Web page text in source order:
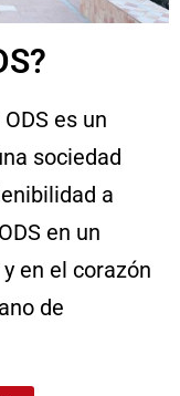
es un
sociedad
a
en un
en el corazón
de